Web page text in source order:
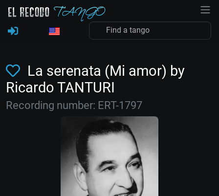
La serenata (Mi amor) by
Ricardo TANTURI
Recording number: ERT-1797